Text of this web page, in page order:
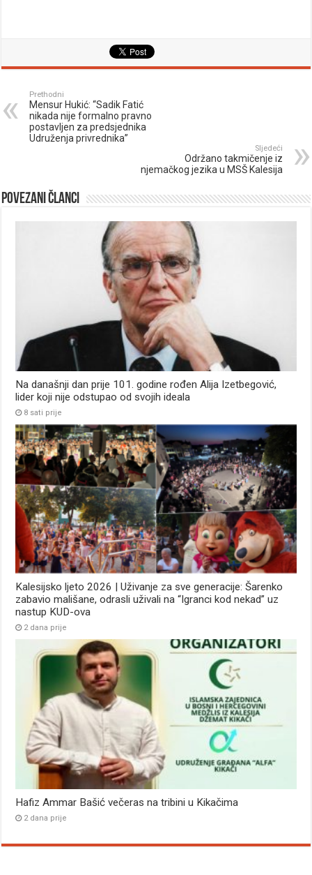
Prethodni
Mensur Hukić: “Sadik Fatić
nikada nije formalno pravno
postavljen za predsjednika
Udruženja privrednika”
Sljedeći
Održano takmičenje iz
njemačkog jezika u MSŠ Kalesija
Povezani članci
Na današnji dan prije 101. godine rođen Alija Izetbegović,
lider koji nije odstupao od svojih ideala
8 sati prije
Kalesijsko ljeto 2026 | Uživanje za sve generacije: Šarenko
zabavio mališane, odrasli uživali na “Igranci kod nekad” uz
nastup KUD-ova
2 dana prije
Hafiz Ammar Bašić večeras na tribini u Kikačima
2 dana prije